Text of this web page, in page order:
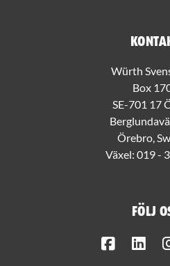
Würth
Box
SE-701 17
Örebro,
Växel: 019 -
Följ